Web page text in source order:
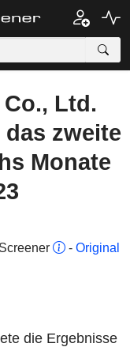
Ltd.
zweite
Monate
- Original
die Ergebnisse